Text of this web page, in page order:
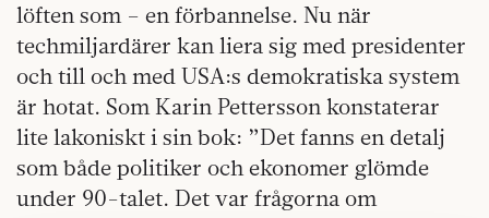
löften som – en förbannelse. Nu när
techmiljardärer kan liera sig med presidenter
och till och med USA:s demokratiska system
är hotat. Som Karin Pettersson konstaterar
lite lakoniskt i sin bok: ”Det fanns en detalj
som både politiker och ekonomer glömde
under 90-talet. Det var frågorna om